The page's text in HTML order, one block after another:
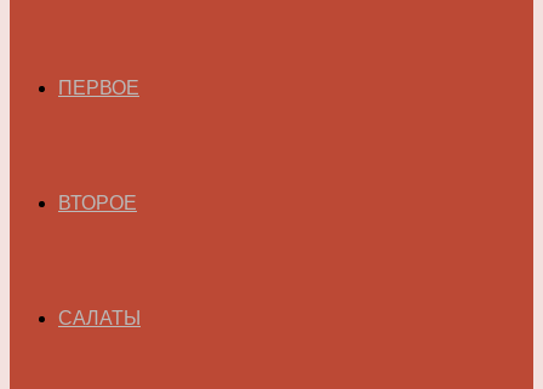
ПЕРВОЕ
ВТОРОЕ
САЛАТЫ